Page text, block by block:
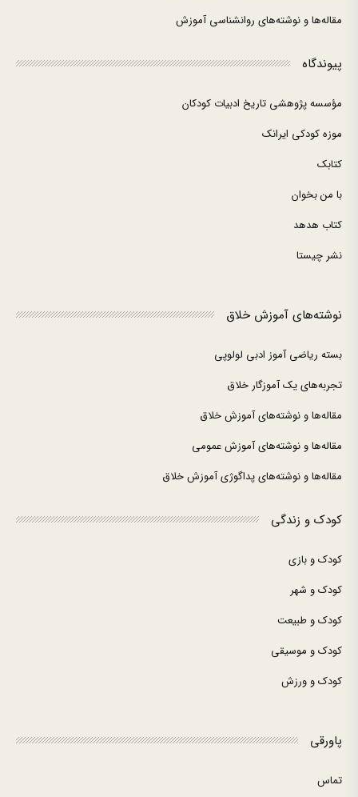
مقاله‌ها و نوشته‌های روانشناسی آموزش
پیوندگاه
مؤسسه پژوهشی تاریخ ادبیات کودکان
موزه کودکی ایرانک
کتابک
با من بخوان
کتاب هدهد
نشر چیستا
نوشته‌های آموزش خلاق
بسته ریاضی آموز ادبی لولوپی
تجربه‌های یک آموزگار خلاق
مقاله‌ها و نوشته‌های آموزش خلاق
مقاله‌ها و نوشته‌های آموزش عمومی
مقاله‌ها و نوشته‌های پداگوژی آموزش خلاق
کودک و زندگی
کودک و بازی
کودک و شهر
کودک و طبیعت
کودک و موسیقی
کودک و ورزش
پاورقی
تماس